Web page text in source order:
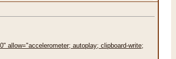
allow="accelerometer; autoplay; clipboard-write;